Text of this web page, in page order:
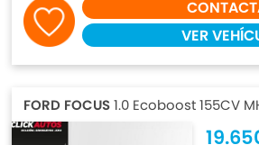
VER
FORD FOCUS1.0 Ecoboost 155CV